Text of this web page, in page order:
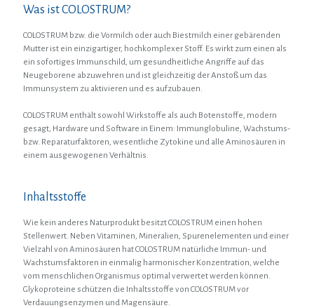
Was ist COLOSTRUM?
COLOSTRUM bzw. die Vormilch oder auch Biestmilch einer gebärenden
Mutter ist ein einzigartiger, hochkomplexer Stoff. Es wirkt zum einen als
ein sofortiges Immunschild, um gesundheitliche Angriffe auf das
Neugeborene abzuwehren und ist gleichzeitig der Anstoß um das
Immunsystem zu aktivieren und es aufzubauen.
COLOSTRUM enthält sowohl Wirkstoffe als auch Botenstoffe, modern
gesagt, Hardware und Software in Einem: Immunglobuline, Wachstums-
bzw. Reparaturfaktoren, wesentliche Zytokine und alle Aminosäuren in
einem ausgewogenen Verhältnis.
Inhaltsstoffe
Wie kein anderes Naturprodukt besitzt COLOSTRUM einen hohen
Stellenwert. Neben Vitaminen, Mineralien, Spurenelementen und einer
Vielzahl von Aminosäuren hat COLOSTRUM natürliche Immun- und
Wachstumsfaktoren in einmalig harmonischer Konzentration, welche
vom menschlichen Organismus optimal verwertet werden können.
Glykoproteine schützen die Inhaltsstoffe von COLOSTRUM vor
Verdauungsenzymen und Magensäure.